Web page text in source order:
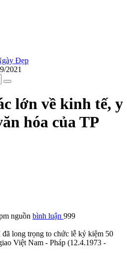
Đẹp
2021
lớn về kinh tế, y
hóa của TP
nguồn bình luận 999
long trọng to chức lễ kỷ kiệm 50
Việt Nam - Pháp (12.4.1973 -